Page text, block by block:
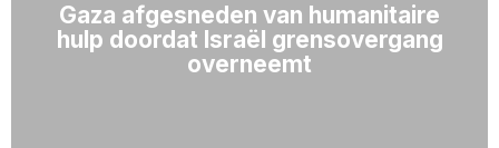
Gaza afgesneden van humanitaire
hulp doordat Israël grensovergang
overneemt